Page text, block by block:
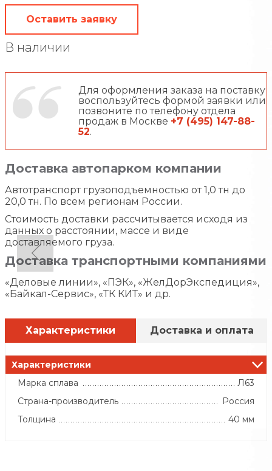
Оставить заявку
В наличии
Для оформления заказа на поставку
воспользуйтесь формой заявки или
позвоните по телефону отдела
продаж в Москве +7 (495) 147-88-
52.
Доставка автопарком компании
Автотранспорт грузоподъемностью от 1,0 тн до
20,0 тн. По всем регионам России.
Стоимость доставки рассчитывается исходя из
данных о расстоянии, массе и виде
доставляемого груза.
Доставка транспортными компаниями
«Деловые линии», «ПЭК», «ЖелДорЭкспедиция»,
«Байкал-Сервис», «ТК КИТ» и др.
Характеристики Доставка и оплата
Характеристики
Марка сплава
Л63
Страна-производитель
Россия
Толщина
40 мм